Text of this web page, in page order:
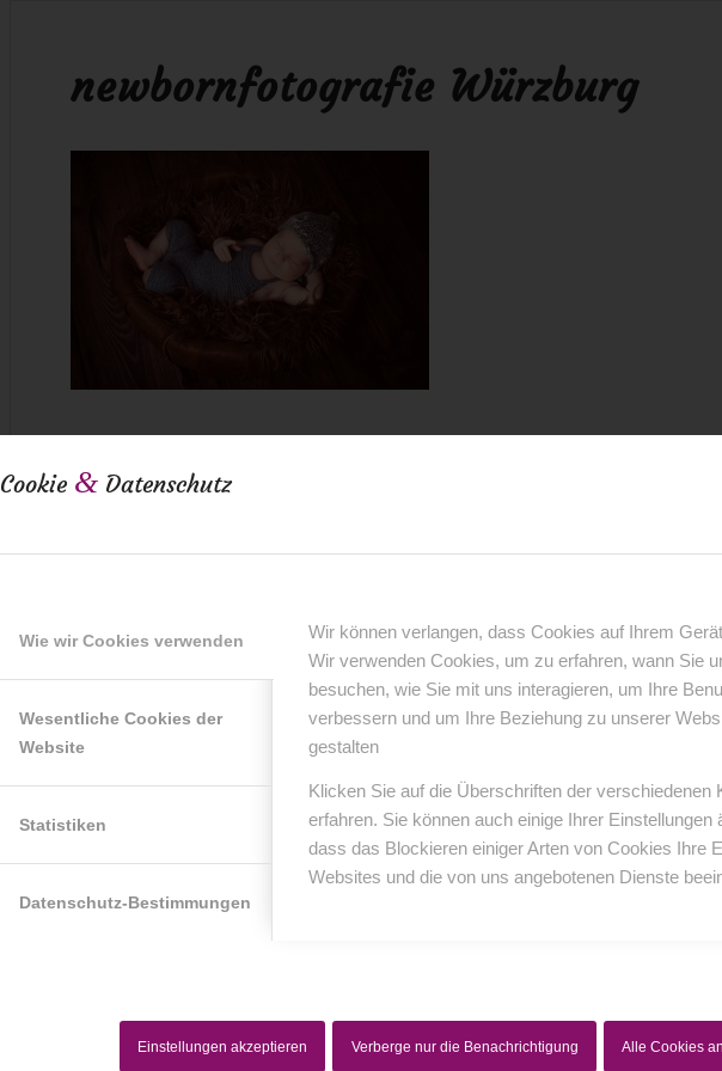
Cookie & Datenschutz
Wie wir Cookies verwenden
Wesentliche Cookies der
Website
Statistiken
Datenschutz-Bestimmungen
Wir können verlangen, dass Cookies auf Ihrem
Wir verwenden Cookies, um zu erfahren, wann Sie
besuchen, wie Sie mit uns interagieren, um Ihre
verbessern und um Ihre Beziehung zu unserer
gestalten
Klicken Sie auf die Überschriften der verschiedenen
erfahren. Sie können auch einige Ihrer Einstellungen
dass das Blockieren einiger Arten von Cookies Ihre
Websites und die von uns angebotenen Dienste
Einstellungen akzeptieren Verberge nur die Benachrichtigung Alle Cookies
newbornfotografie Würzburg
KOMMENTARE
Hinterlasse einen Kommentar
An der Diskussion beteiligen?